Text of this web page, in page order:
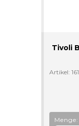
Tivoli
Artikel:
Menge: